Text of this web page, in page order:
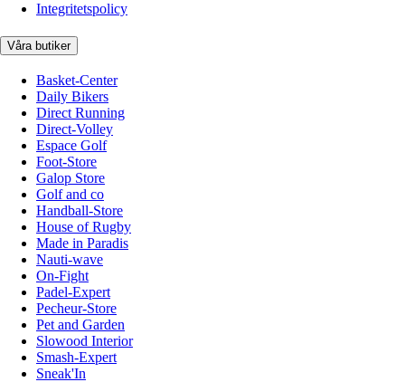
Integritetspolicy
Våra butiker
Basket-Center
Daily Bikers
Direct Running
Direct-Volley
Espace Golf
Foot-Store
Galop Store
Golf and co
Handball-Store
House of Rugby
Made in Paradis
Nauti-wave
On-Fight
Padel-Expert
Pecheur-Store
Pet and Garden
Slowood Interior
Smash-Expert
Sneak'In